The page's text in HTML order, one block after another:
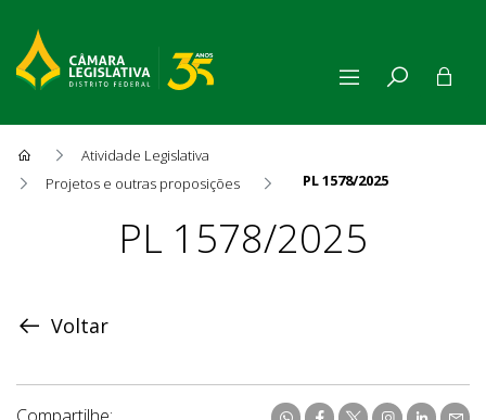
Atividade Legislativa
Projetos e outras proposições
PL 1578/2025
ProposiçãoPL 1578/2025
Voltar